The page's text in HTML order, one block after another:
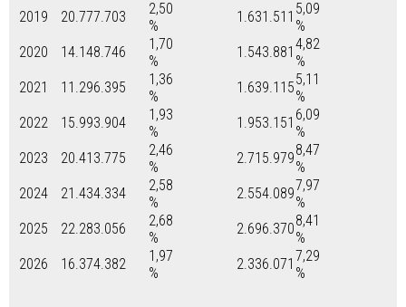
2019
20.777.703
2,50
%
1.631.511 5,09
%
2020
14.148.746
1,70
%
1.543.881 4,82
%
2021
11.296.395
1,36
%
1.639.1155,11
%
2022
15.993.904
1,93
%
1.953.151 6,09
%
2023
20.413.775
2,46
%
2.715.9798,47
%
2024
21.434.334
2,58
%
2.554.0897,97
%
2025
22.283.056
2,68
%
2.696.3708,41
%
2026
16.374.382
1,97
%
2.336.071 7,29
%